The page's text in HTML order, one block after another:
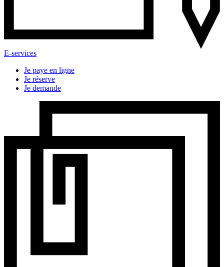
E-services
Je paye en ligne
Je réserve
Je demande